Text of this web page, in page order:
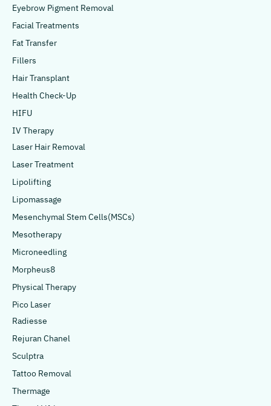
Eyebrow Pigment Removal
Facial Treatments
Fat Transfer
Fillers
Hair Transplant
Health Check-Up
HIFU
IV Therapy
Laser Hair Removal
Laser Treatment
Lipolifting
Lipomassage
Mesenchymal Stem Cells(MSCs)
Mesotherapy
Microneedling
Morpheus8
Physical Therapy
Pico Laser
Radiesse
Rejuran Chanel
Sculptra
Tattoo Removal
Thermage